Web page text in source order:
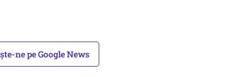
ne pe Google News